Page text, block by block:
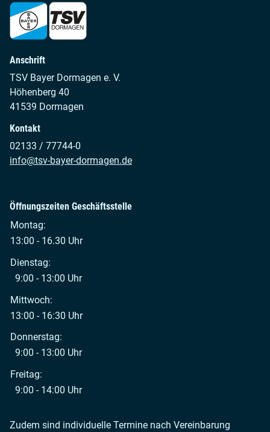
Anschrift
TSV Bayer Dormagen e. V.
Höhenberg 40
41539 Dormagen
Kontakt
02133 / 77744-0
info@tsv-bayer-dormagen.de
Öffnungszeiten Geschäftsstelle
Montag:
13:00 - 16.30 Uhr
Dienstag:
9:00 - 13:00 Uhr
Mittwoch:
13:00 - 16:30 Uhr
Donnerstag:
9:00 - 13:00 Uhr
Freitag:
9:00 - 14:00 Uhr
Zudem sind individuelle Termine nach Vereinbarung